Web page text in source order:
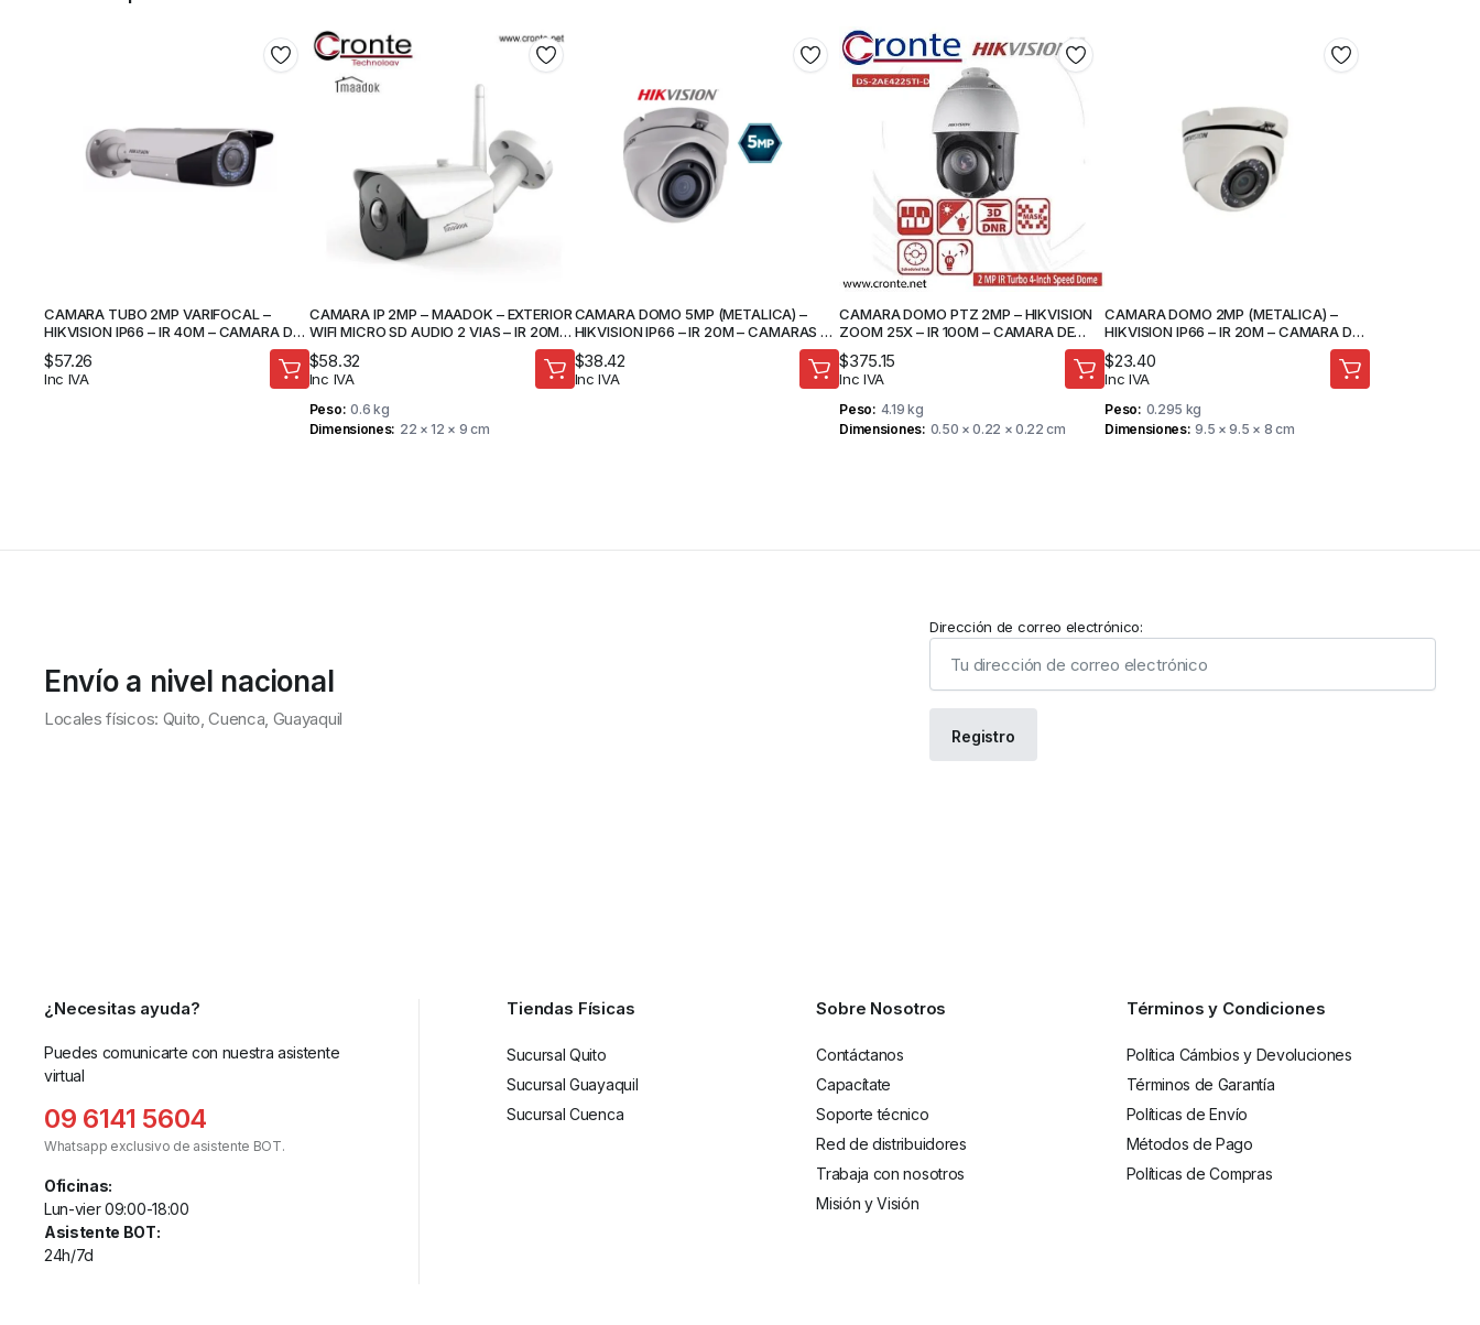
CAMARA TUBO 2MP VARIFOCAL –
HIKVISION IP66 – IR 40M – CAMARA DE
SEGURIDAD
$57.26
Inc IVA
CAMARA IP 2MP – MAADOK – EXTERIOR
WIFI MICRO SD AUDIO 2 VIAS – IR 20M-
MAA-M4EX2
$58.32
Inc IVA
Peso 0.6 kg
Dimensiones 22 × 12 × 9 cm
CAMARA DOMO 5MP (METALICA) –
HIKVISION IP66 – IR 20M – CAMARAS DE
SEGURIDAD
$38.42
Inc IVA
CAMARA DOMO PTZ 2MP – HIKVISION
ZOOM 25X – IR 100M – CAMARA DE
SEGURIDAD
$375.15
Inc IVA
Peso 4.19 kg
Dimensiones 0.50 × 0.22 × 0.22 cm
CAMARA DOMO 2MP (METALICA) –
HIKVISION IP66 – IR 20M – CAMARA DE
SEGURIDAD
$23.40
Inc IVA
Peso 0.295 kg
Dimensiones 9.5 × 9.5 × 8 cm
Envío a nivel nacional
Locales físicos: Quito, Cuenca, Guayaquil
Dirección de correo electrónico:
¿Necesitas ayuda?
Puedes comunicarte con nuestra asistente
virtual
09 6141 5604
Whatsapp exclusivo de asistente BOT.
Oficinas:
Lun-vier 09:00-18:00
Asistente BOT:
24h/7d
Tiendas Físicas
Sucursal Quito
Sucursal Guayaquil
Sucursal Cuenca
Sobre Nosotros
Contáctanos
Capacítate
Soporte técnico
Red de distribuidores
Trabaja con nosotros
Misión y Visión
Términos y Condiciones
Política Cámbios y Devoluciones
Términos de Garantía
Políticas de Envío
Métodos de Pago
Políticas de Compras